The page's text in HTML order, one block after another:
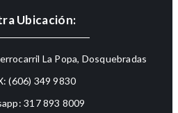
Ubicación:
La Popa, Dosquebradas
(606) 349 9830
317 893 8009